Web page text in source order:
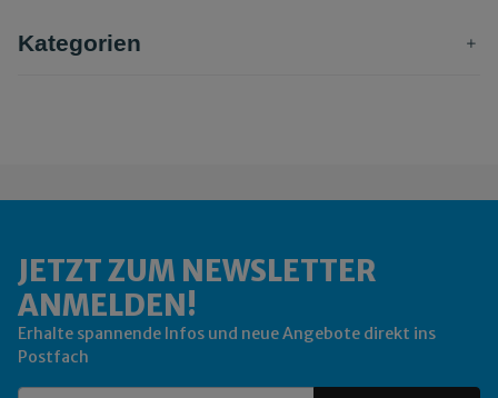
Kategorien
JETZT ZUM NEWSLETTER
ANMELDEN!
Erhalte spannende Infos und neue Angebote direkt ins
Postfach